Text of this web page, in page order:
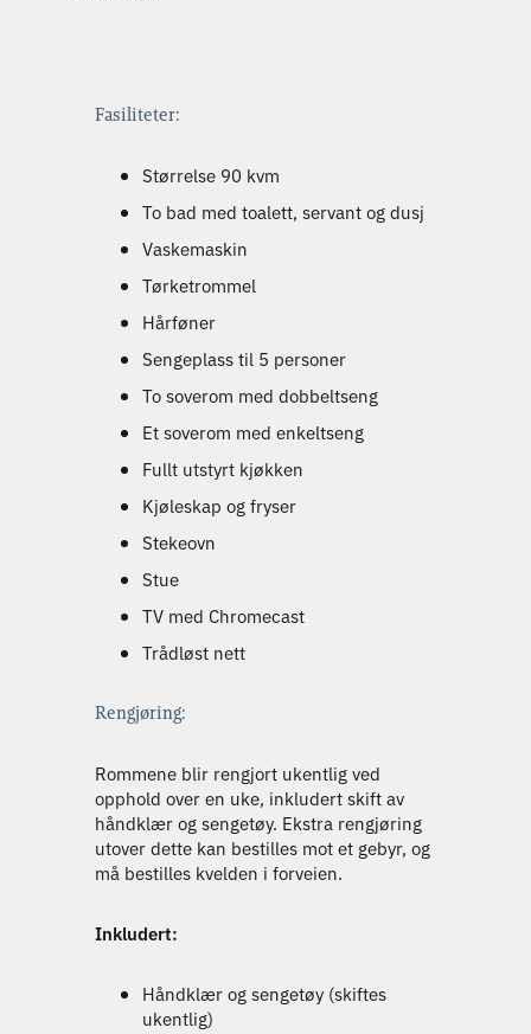
Fasiliteter:
Størrelse 90 kvm
To bad med toalett, servant og dusj
Vaskemaskin
Tørketrommel
Hårføner
Sengeplass til 5 personer
To soverom med dobbeltseng
Et soverom med enkeltseng
Fullt utstyrt kjøkken
Kjøleskap og fryser
Stekeovn
Stue
TV med Chromecast
Trådløst nett
Rengjøring:
Rommene blir rengjort ukentlig ved
opphold over en uke, inkludert skift av
håndklær og sengetøy. Ekstra rengjøring
utover dette kan bestilles mot et gebyr, og
må bestilles kvelden i forveien.
Inkludert:
Håndklær og sengetøy (skiftes
ukentlig)